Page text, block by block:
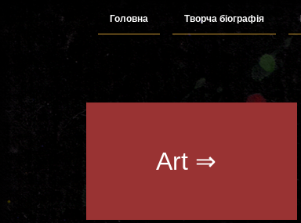
Головна Творча біографія
Art ⇒